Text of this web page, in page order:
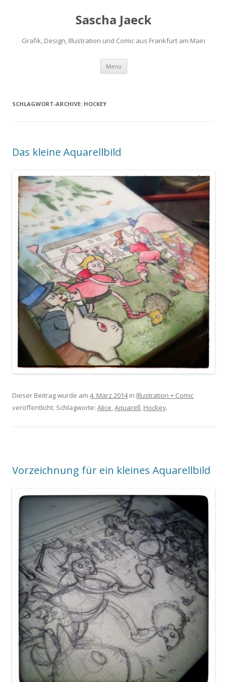
Sascha Jaeck
Grafik, Design, Illustration und Comic aus Frankfurt am Main
Menü Zum
springen
SCHLAGWORT-ARCHIVE: HOCKEY
Das kleine Aquarellbild
Dieser Beitrag wurde am 4. März 2014in Illustration + Comic
veröffentlicht. Schlagworte: Alice,Aquarell, Hockey.
Vorzeichnung für ein kleines Aquarellbild